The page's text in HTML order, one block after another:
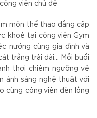
viên chủ đề
môn thể thao đẳng cấp
khoẻ tại công viên Gym
nướng cùng gia đình và
trắng trải dài… Mỗi buổi
thơi chiêm ngưỡng vẻ
ánh sáng nghệ thuật với
cùng công viên đèn lồng